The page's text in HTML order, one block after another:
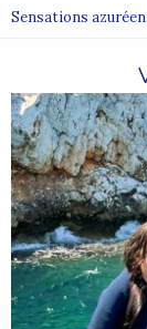
Sensations